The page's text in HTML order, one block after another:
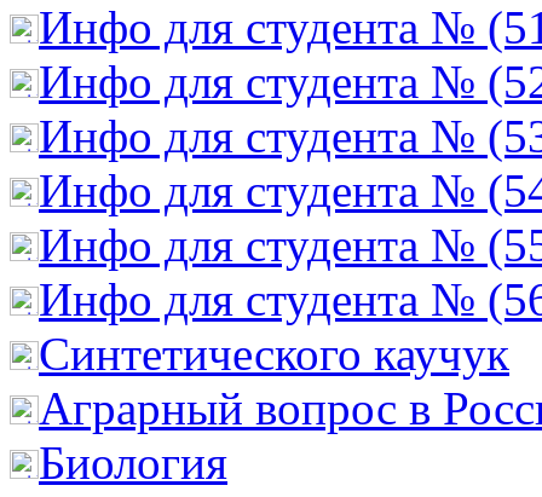
Инфо для студента №
Инфо для студента №
Инфо для студента №
Инфо для студента №
Инфо для студента №
Инфо для студента №
Cинтетического каучук
Аграрный вопрос в
Биология